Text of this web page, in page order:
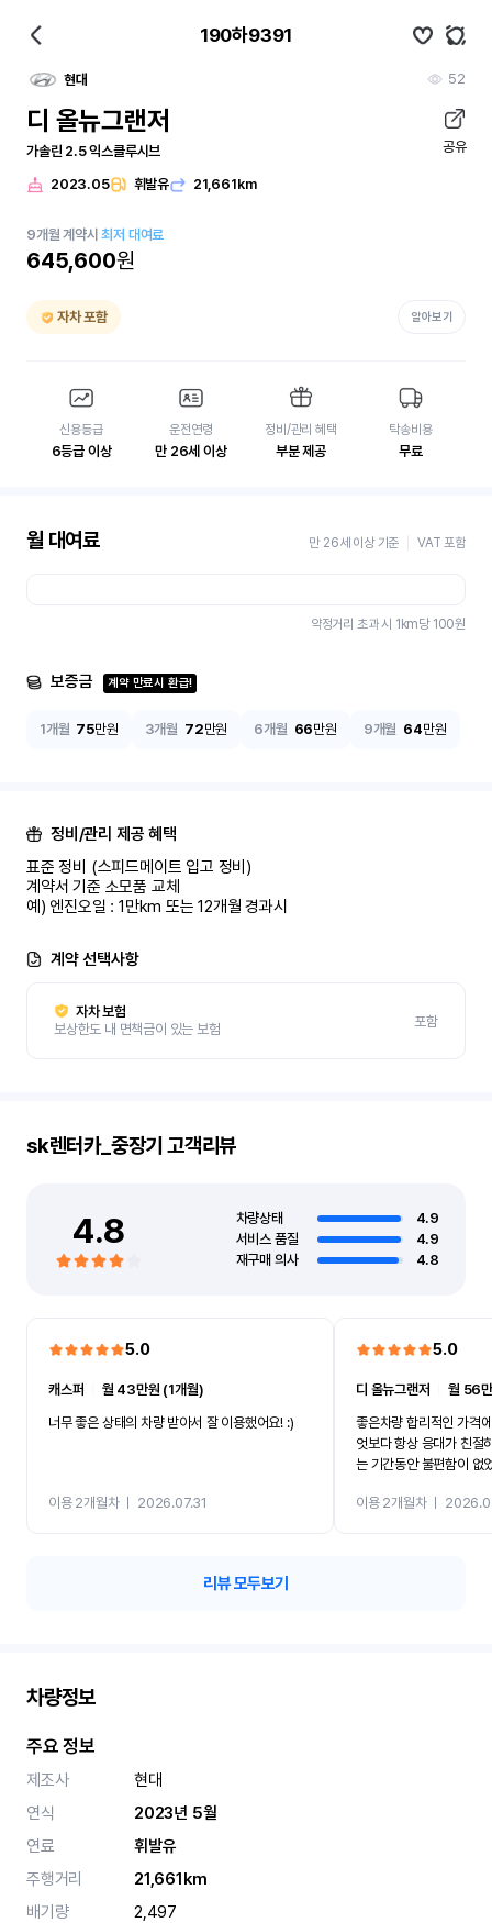
190하9391
현대 52
디 올뉴그랜저
가솔린 2.5 익스클루시브 공유
2023.05 휘발유 21,661km
9개월 계약시최저 대여료
645,600원
자차 포함 알아보기
신용등급
6등급 이상
운전연령
만 26세 이상
정비/관리 혜택
부분 제공
탁송비용
무료
월 대여료 만 26세 이상 기준 VAT 포함
약정거리 초과 시 1km당 100원
보증금 계약 만료시 환급!
1개월 75만원 3개월 72만원 6개월 66만원 9개월 64만원
정비/관리 제공 혜택
표준 정비 (스피드메이트 입고 정비)
계약서 기준 소모품 교체
예) 엔진오일 : 1만km 또는 12개월 경과시
계약 선택사항
자차 보험
보상한도 내 면책금이 있는 보험
포함
sk렌터카_중장기 고객리뷰
4.8 차량상태
4.9
서비스 품질
4.9
재구매 의사
4.8
5.0
캐스퍼
월 43만원 (1개월)
너무 좋은 상태의 차량 받아서 잘 이용했어요! :)
이용 2개월차ㅣ 2026.07.31
5.0
디 올뉴그랜저 ㅣ월 56
좋은차량 합리적인 가격
엇보다 항상 응대가 친절
는 기간동안 불편함이 없
카 렌트 고민없이 강추합
이용 2개월차ㅣ
리뷰 모두보기
차량정보
주요 정보
제조사
현대
연식
2023년 5월
연료
휘발유
주행거리
21,661km
배기량
2,497